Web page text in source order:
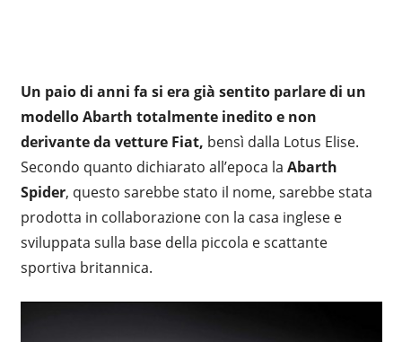
Un paio di anni fa si era già sentito parlare di un
modello Abarth totalmente inedito e non
derivante da vetture Fiat, bensì dalla Lotus Elise.
Secondo quanto dichiarato all’epoca la Abarth
Spider, questo sarebbe stato il nome, sarebbe stata
prodotta in collaborazione con la casa inglese e
sviluppata sulla base della piccola e scattante
sportiva britannica.